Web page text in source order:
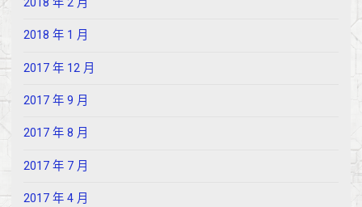
2018 年 2 月
2018 年 1 月
2017 年 12 月
2017 年 9 月
2017 年 8 月
2017 年 7 月
2017 年 4 月